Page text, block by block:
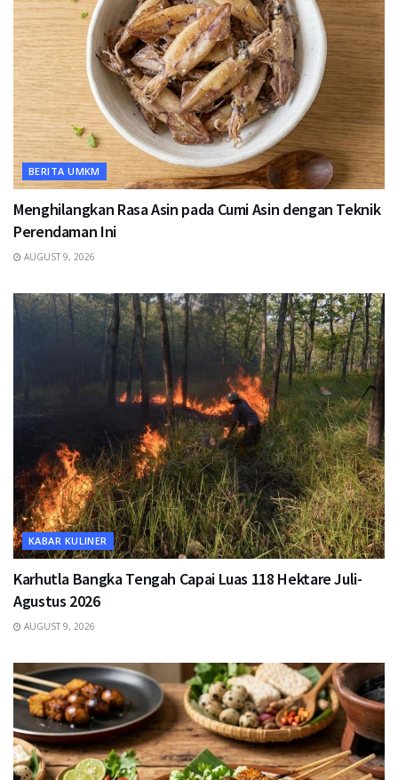
BERITA UMKM
Menghilangkan Rasa Asin pada Cumi Asin dengan Teknik
Perendaman Ini
AUGUST 9, 2026
KABAR KULINER
Karhutla Bangka Tengah Capai Luas 118 Hektare Juli-
Agustus 2026
AUGUST 9, 2026